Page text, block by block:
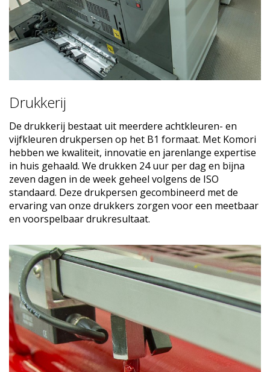
Drukkerij
De drukkerij bestaat uit meerdere achtkleuren- en
vijfkleuren drukpersen op het B1 formaat. Met Komori
hebben we kwaliteit, innovatie en jarenlange expertise
in huis gehaald. We drukken 24 uur per dag en bijna
zeven dagen in de week geheel volgens de ISO
standaard. Deze drukpersen gecombineerd met de
ervaring van onze drukkers zorgen voor een meetbaar
en voorspelbaar drukresultaat.